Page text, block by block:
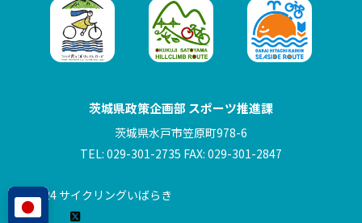
茨城県政策企画部 スポーツ推進課
茨城県水戸市笠原町978-6
TEL: 029-301-2735 FAX: 029-301-2847
© 2024 サイクリングいばらき